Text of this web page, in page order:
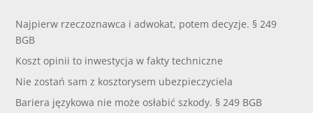
Najpierw rzeczoznawca i adwokat, potem decyzje. § 249
BGB
Koszt opinii to inwestycja w fakty techniczne
Nie zostań sam z kosztorysem ubezpieczyciela
Bariera językowa nie może osłabić szkody. § 249 BGB